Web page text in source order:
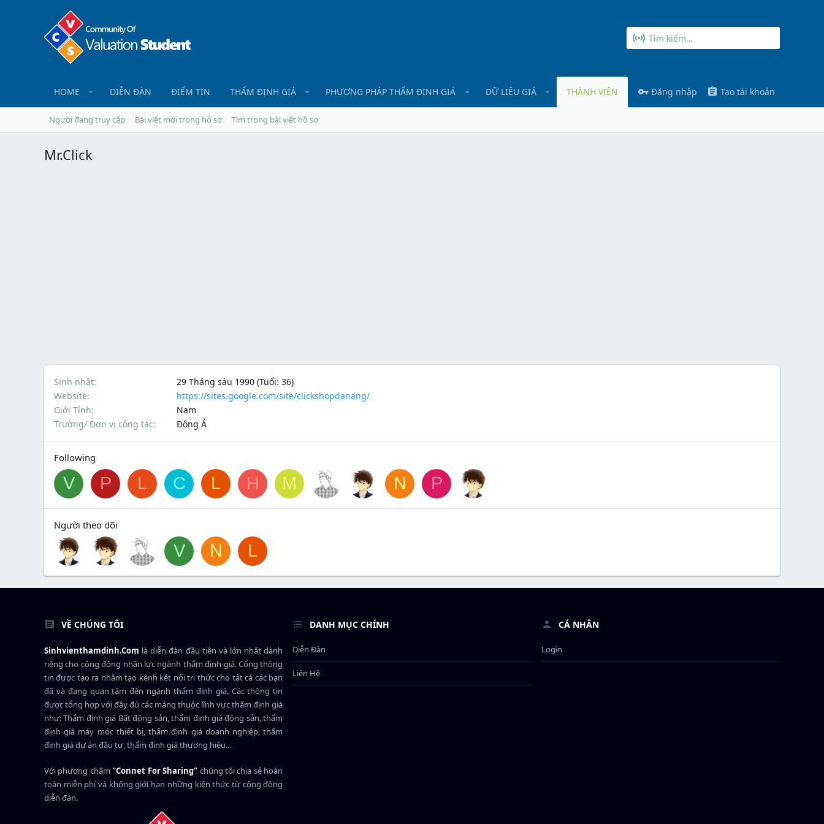
HOME DIỄN ĐÀN ĐIỂM TIN THẨM ĐỊNH GIÁ PHƯƠNG PHÁP THẨM ĐỊNH GIÁ DỮ LIỆU GIÁ THÀNH VIÊN Đăng nhập Tạo tài khoản
Người đang truy cập Bài viết mới trong hồ sơ Tìm trong bài viết hồ sơ
Mr.Click
Sinh nhật
29 Tháng sáu 1990 (Tuổi: 36)
Website
https://sites.google.com/site/clickshopdanang/
Giới Tính
Nam
Trường/ Đơn vị công tác
Đông Á
Following
V P L C L H M N P
Người theo dõi
V N L
VỀ CHÚNG TÔI
Sinhvienthamdinh.Com là diễn đàn đầu tiên và lớn nhất dành
riêng cho cộng đồng nhân lực ngành thẩm định giá. Cổng thông
tin được tạo ra nhằm tạo kênh kết nối tri thức cho tất cả các bạn
đã và đang quan tâm đến ngành thẩm định giá. Các thông tin
được tổng hợp với đầy đủ các mảng thuộc lĩnh vực thẩm định giá
như: Thẩm định giá Bất động sản, thẩm định giá động sản, thẩm
định giá máy móc thiết bị, thẩm định giá doanh nghiệp, thẩm
định giá dự án đầu tư, thẩm định giá thương hiệu...
Với phương châm"Connet For Sharing" chúng tôi chia sẻ hoàn
toàn miễn phí và không giới hạn những kiến thức từ cộng đồng
diễn đàn.
DANH MỤC CHÍNH
Diễn Đàn
Liên Hệ
CÁ NHÂN
Login